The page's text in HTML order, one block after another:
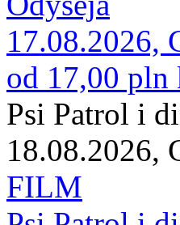
17.08.2026,
od 17,00 pln
Psi Patrol i
18.08.2026,
FILM